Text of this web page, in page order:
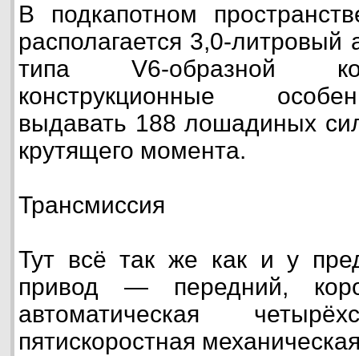
В подкапотном
располагается 3,0-литровый
типа V6-образной
конструкционные
выдавать 188 лошадиных
крутящего момента.
Трансмиссия
Тут всё так же как и у
привод — передний,
автоматическая
пятискоростная